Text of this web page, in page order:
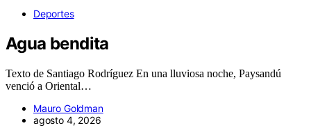
Deportes
Agua bendita
Texto de Santiago Rodríguez En una lluviosa noche, Paysandú
venció a Oriental…
Mauro Goldman
agosto 4, 2026